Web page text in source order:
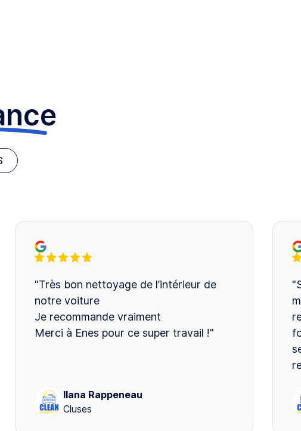
"Très bon nettoyage de l’intérieur de
notre voiture
Je recommande vraiment
Merci à Enes pour ce super travail !"
Ilana Rappeneau
Cluses